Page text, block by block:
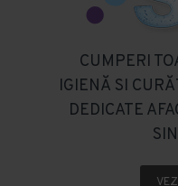
CUMPERI
IGIENĂ SI
DEDICATE